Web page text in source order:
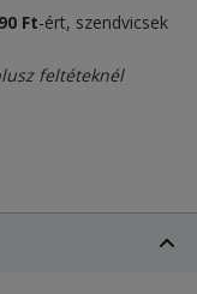
Ft-ért, szendvicsek
feltéteknél